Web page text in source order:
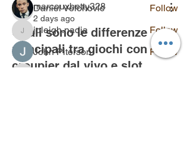
marcouxbetty328
marcouxbetty328
2 days ago
Quali sono le differenze
principali tra giochi con
croupier dal vivo e slot
Daniel Volohovic
Follow
joleigh.nadja
joleigh.nadja
Follow
John Piterson
Follow